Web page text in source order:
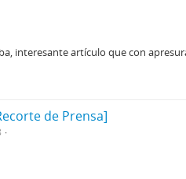
interesante artículo que con
de Prensa]